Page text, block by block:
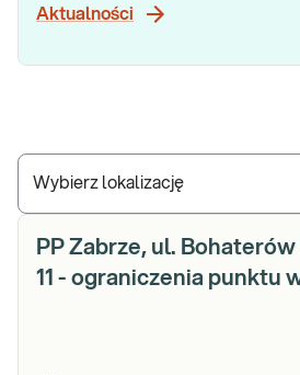
Wybierz lokalizację
Aktualności
PP Zabrze, ul.
11 - ograniczenia punktu